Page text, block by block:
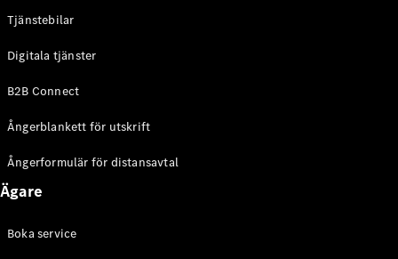
Tjänstebilar
Digitala tjänster
B2B Connect
Ångerblankett för utskrift
Ångerformulär för distansavtal
Ägare
Boka service